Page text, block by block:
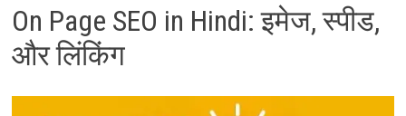
On Page SEO in Hindi: इमेज, स्पीड,
और लिंकिंग